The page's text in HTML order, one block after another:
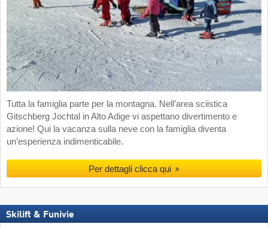
Tutta la famiglia parte per la montagna. Nell’area sciistica
Gitschberg Jochtal in Alto Adige vi aspettano divertimento e
azione! Qui la vacanza sulla neve con la famiglia diventa
un’esperienza indimenticabile.
Per dettagli clicca qui
Skilift & Funivie